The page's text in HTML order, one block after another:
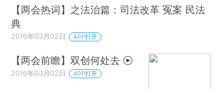
【两会热词】之法治篇：司法改革 冤案 民法
典
2016年03月02日 APP打开
【两会前瞻】双创何处去
2016年03月02日 APP打开